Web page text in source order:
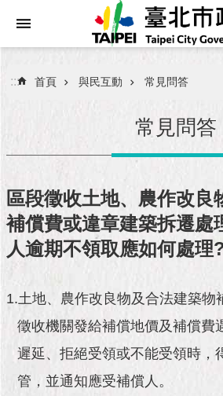
進
搜
民
服
務
市
團
隊
市
公
::: 首頁 與民互動 常見問答
常見問答
區段徵收土地、農作改良
補償費或違章建築拆遷處
人逾期不領取應如何處理
1.土地、農作改良物及合法建築物
徵收機關發給補償地價及補償費
遲延、拒絕受領或不能受領時，
管，並通知應受補償人。